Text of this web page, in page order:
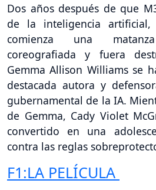
Dos años después de que
de la inteligencia artificial,
comienza una matanza
coreografiada y fuera
Gemma Allison Williams se
destacada autora y
gubernamental de la IA.
de Gemma, Cady Violet
convertido en una
contra las reglas
F1:LA PELÍCULA